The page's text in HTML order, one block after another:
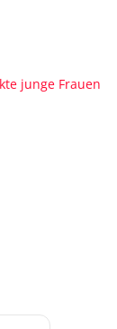
junge Frauen